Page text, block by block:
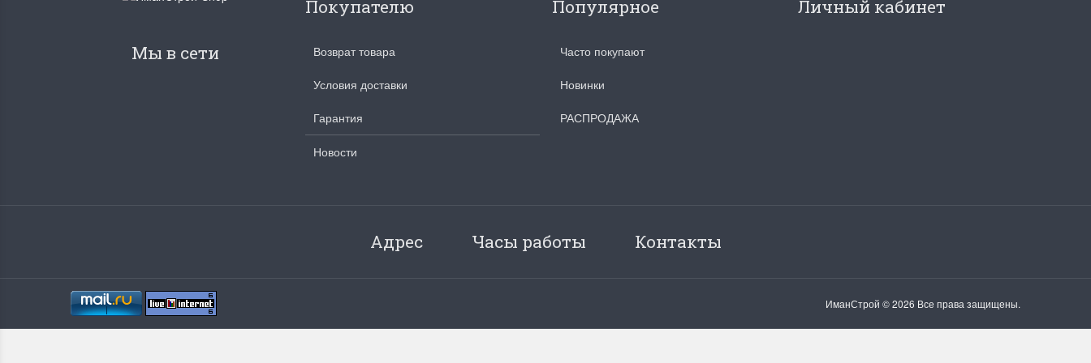
Мы в сети
Покупателю
Возврат товара
Условия доставки
Гарантия
Новости
Популярное
Часто покупают
Новинки
РАСПРОДАЖА
Личный кабинет
Адрес Часы работы Контакты
ИманСтрой © 2026 Все права защищены.